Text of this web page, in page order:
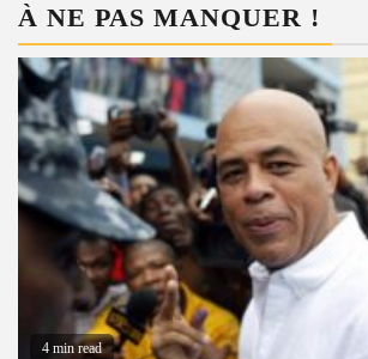
À NE PAS MANQUER !
4 min read